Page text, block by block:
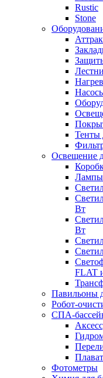
Rustic
Stone
Тенты
Освещение
Лампы
Вт
Вт
FLAT
Павильоны
Робот-
СПА-
Фотометры